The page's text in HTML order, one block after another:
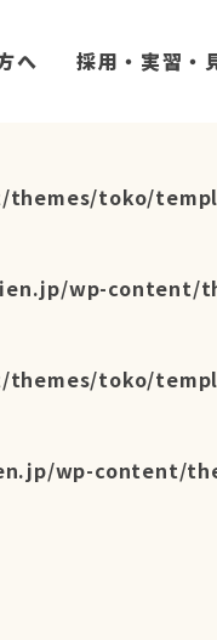
へ 採用・実習・
themes/toko/
wp-content/
themes/toko/
wp-content/